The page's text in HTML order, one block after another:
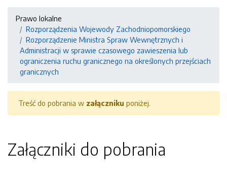
Prawo lokalne
Rozporządzenia Wojewody Zachodniopomorskiego
Rozporządzenie Ministra Spraw Wewnętrznych i
Administracji w sprawie czasowego zawieszenia lub
ograniczenia ruchu granicznego na określonych przejściach
granicznych
Treść do pobrania w załączniku poniżej.
Załączniki do pobrania